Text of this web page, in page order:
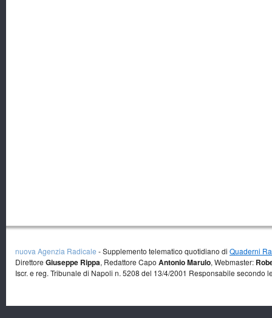
nuova Agenzia Radicale - Supplemento telematico quotidiano di Quaderni
Direttore Giuseppe Rippa, Redattore Capo Antonio Marulo, Webmaster:
Iscr. e reg. Tribunale di Napoli n. 5208 del 13/4/2001 Responsabile secondo